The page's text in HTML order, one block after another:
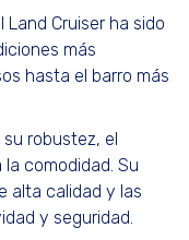
Land Cruiser ha sido
más
hasta el barro más
su robustez, el
comodidad. Su
alta calidad y las
y seguridad.